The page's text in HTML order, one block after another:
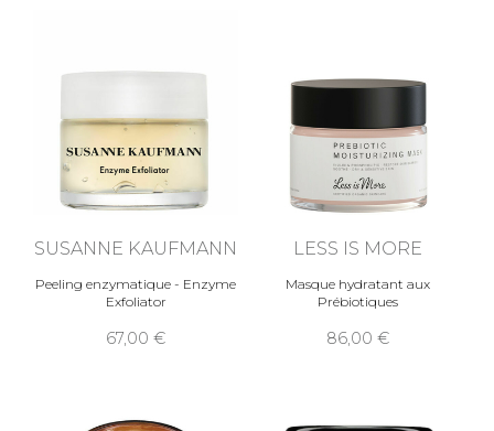
SUSANNE KAUFMANN
Peeling enzymatique - Enzyme
Exfoliator
67,00
LESS IS MORE
Masque hydratant aux
Prébiotiques
86,00